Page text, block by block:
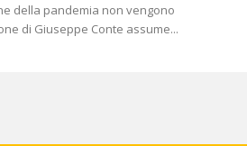
della pandemia non vengono
di Giuseppe Conte assume...